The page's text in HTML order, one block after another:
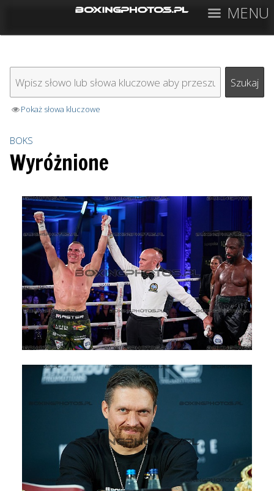
MENU
Pokaż słowa kluczowe
BOKS
Wyróżnione